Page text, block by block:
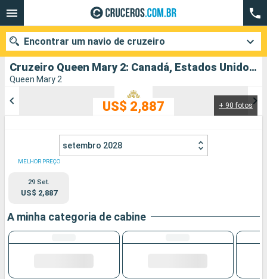
Cruzeiro Queen Mary 2: Canadá, Estados Unidos partindo de Quebec
Queen Mary 2
+ 90 fotos
US$ 2,887
setembro 2028
MELHOR PREÇO
29 Set.
US$ 2,887
A minha categoria de cabine
Encontrar um navio de cruzeiro
Data de partida
Cidades